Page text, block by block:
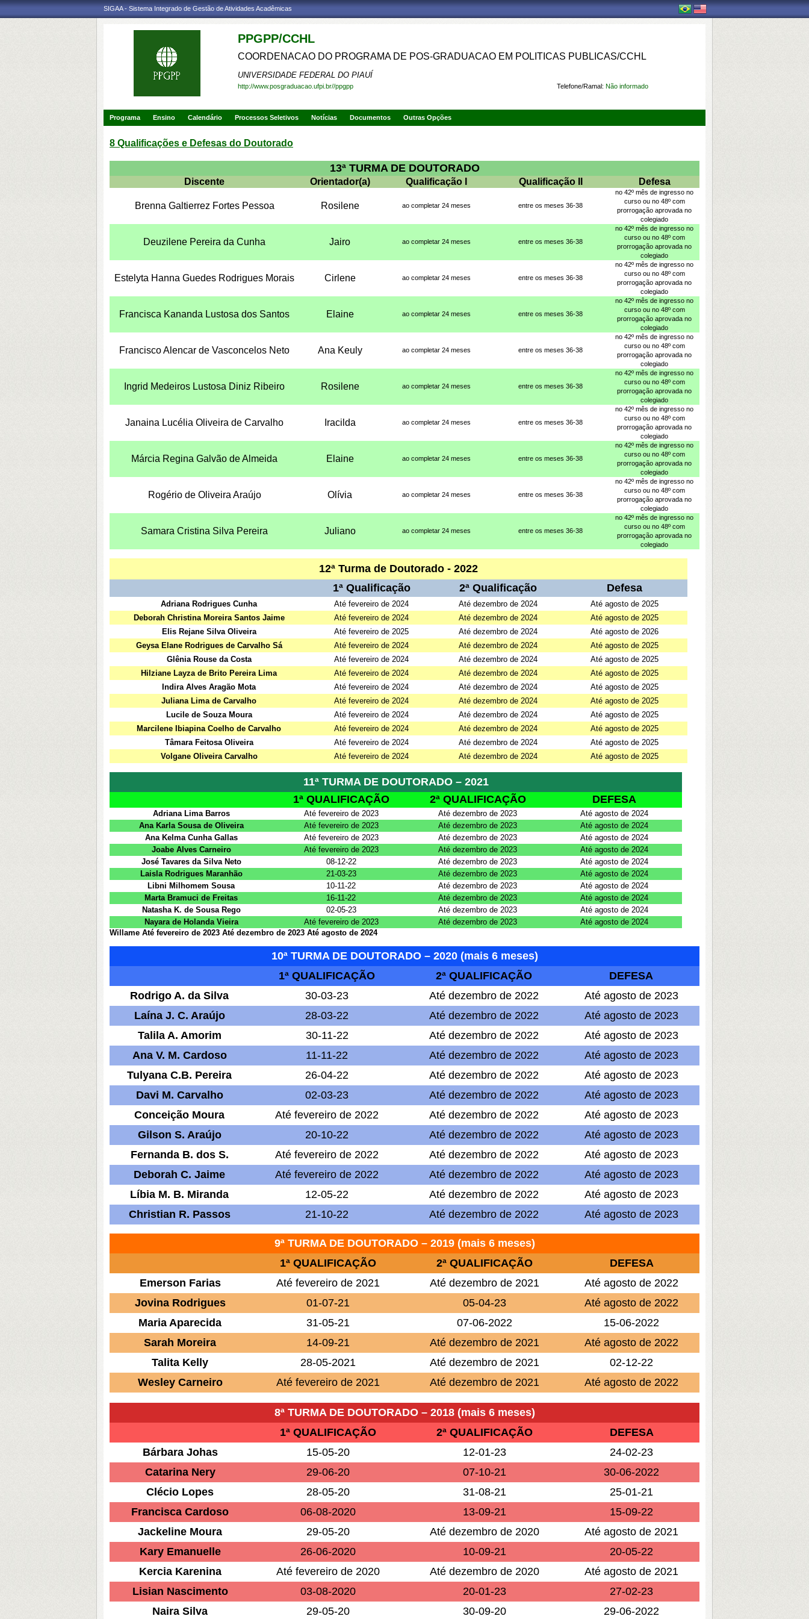
SIGAA - Sistema Integrado de Gestão de Atividades Acadêmicas
PPGPP/CCHL
COORDENACAO DO PROGRAMA DE POS-GRADUACAO EM POLITICAS PUBLICAS/CCHL
UNIVERSIDADE FEDERAL DO PIAUÍ
Telefone/Ramal: Não informado
http://www.posgraduacao.ufpi.br//ppgpp
Programa Ensino Calendário Processos Seletivos Notícias Documentos Outras Opções
8 Qualificações e Defesas do Doutorado
13ª TURMA DE DOUTORADO
Discente Orientador(a) Qualificação I Qualificação II Defesa
Brenna Galtierrez Fortes Pessoa Rosilene ao completar 24 meses entre os meses 36-38
no 42º mês de ingresso no
curso ou no 48º com
prorrogação aprovada no
colegiado
Deuzilene Pereira da Cunha Jairo ao completar 24 meses entre os meses 36-38
no 42º mês de ingresso no
curso ou no 48º com
prorrogação aprovada no
colegiado
Estelyta Hanna Guedes Rodrigues Morais Cirlene ao completar 24 meses entre os meses 36-38
no 42º mês de ingresso no
curso ou no 48º com
prorrogação aprovada no
colegiado
Francisca Kananda Lustosa dos Santos Elaine ao completar 24 meses entre os meses 36-38
no 42º mês de ingresso no
curso ou no 48º com
prorrogação aprovada no
colegiado
Francisco Alencar de Vasconcelos Neto Ana Keuly ao completar 24 meses entre os meses 36-38
no 42º mês de ingresso no
curso ou no 48º com
prorrogação aprovada no
colegiado
Ingrid Medeiros Lustosa Diniz Ribeiro Rosilene ao completar 24 meses entre os meses 36-38
no 42º mês de ingresso no
curso ou no 48º com
prorrogação aprovada no
colegiado
Janaina Lucélia Oliveira de Carvalho Iracilda ao completar 24 meses entre os meses 36-38
no 42º mês de ingresso no
curso ou no 48º com
prorrogação aprovada no
colegiado
Márcia Regina Galvão de Almeida Elaine ao completar 24 meses entre os meses 36-38
no 42º mês de ingresso no
curso ou no 48º com
prorrogação aprovada no
colegiado
Rogério de Oliveira Araújo Olívia ao completar 24 meses entre os meses 36-38
no 42º mês de ingresso no
curso ou no 48º com
prorrogação aprovada no
colegiado
Samara Cristina Silva Pereira Juliano ao completar 24 meses entre os meses 36-38
no 42º mês de ingresso no
curso ou no 48º com
prorrogação aprovada no
colegiado
12ª Turma de Doutorado - 2022
1ª Qualificação
2ª Qualificação Defesa
Adriana Rodrigues Cunha Até fevereiro de 2024 Até dezembro de 2024
Até agosto de 2025
Deborah Christina Moreira Santos Jaime
Até fevereiro de 2024 Até dezembro de 2024
Até agosto de 2025
Elis Rejane Silva Oliveira
Até fevereiro de 2025 Até dezembro de 2024
Até agosto de 2026
Geysa Elane Rodrigues de Carvalho Sá
Até fevereiro de 2024 Até dezembro de 2024
Até agosto de 2025
Glênia Rouse da Costa
Até fevereiro de 2024 Até dezembro de 2024
Até agosto de 2025
Hilziane Layza de Brito Pereira Lima
Até fevereiro de 2024 Até dezembro de 2024
Até agosto de 2025
Indira Alves Aragão Mota
Até fevereiro de 2024 Até dezembro de 2024
Até agosto de 2025
Juliana Lima de Carvalho
Até fevereiro de 2024 Até dezembro de 2024
Até agosto de 2025
Lucile de Souza Moura
Até fevereiro de 2024 Até dezembro de 2024
Até agosto de 2025
Marcilene Ibiapina Coelho de Carvalho
Até fevereiro de 2024 Até dezembro de 2024
Até agosto de 2025
Tâmara Feitosa Oliveira
Até fevereiro de 2024 Até dezembro de 2024
Até agosto de 2025
Volgane Oliveira Carvalho
Até fevereiro de 2024 Até dezembro de 2024 Até agosto de 2025
11ª TURMA DE DOUTORADO – 2021
1ª QUALIFICAÇÃO
2ª QUALIFICAÇÃO DEFESA
Adriana Lima Barros Até fevereiro de 2023 Até dezembro de 2023
Até agosto de 2024
Ana Karla Sousa de Oliveira
Até fevereiro de 2023 Até dezembro de 2023
Até agosto de 2024
Ana Kelma Cunha Gallas
Até fevereiro de 2023 Até dezembro de 2023
Até agosto de 2024
Joabe Alves Carneiro
Até fevereiro de 2023 Até dezembro de 2023
Até agosto de 2024
José Tavares da Silva Neto
08-12-22 Até dezembro de 2023
Até agosto de 2024
Laisla Rodrigues Maranhão
21-03-23 Até dezembro de 2023
Até agosto de 2024
Libni Milhomem Sousa
10-11-22 Até dezembro de 2023
Até agosto de 2024
Marta Bramuci de Freitas
16-11-22 Até dezembro de 2023
Até agosto de 2024
Natasha K. de Sousa Rego
02-05-23 Até dezembro de 2023
Até agosto de 2024
Nayara de Holanda Vieira
Até fevereiro de 2023 Até dezembro de 2023
Até agosto de 2024
Willame Até fevereiro de 2023 Até dezembro de 2023 Até agosto de 2024
10ª TURMA DE DOUTORADO – 2020 (mais 6 meses)
1ª QUALIFICAÇÃO
2ª QUALIFICAÇÃO
DEFESA
Rodrigo A. da Silva
30-03-23 Até dezembro de 2022
Até agosto de 2023
Laína J. C. Araújo
28-03-22 Até dezembro de 2022
Até agosto de 2023
Talila A. Amorim
30-11-22 Até dezembro de 2022
Até agosto de 2023
Ana V. M. Cardoso
11-11-22 Até dezembro de 2022
Até agosto de 2023
Tulyana C.B. Pereira
26-04-22 Até dezembro de 2022
Até agosto de 2023
Davi M. Carvalho
02-03-23 Até dezembro de 2022
Até agosto de 2023
Conceição Moura
Até fevereiro de 2022 Até dezembro de 2022
Até agosto de 2023
Gilson S. Araújo
20-10-22 Até dezembro de 2022
Até agosto de 2023
Fernanda B. dos S.
Até fevereiro de 2022 Até dezembro de 2022
Até agosto de 2023
Deborah C. Jaime
Até fevereiro de 2022 Até dezembro de 2022
Até agosto de 2023
Líbia M. B. Miranda
12-05-22 Até dezembro de 2022
Até agosto de 2023
Christian R. Passos
21-10-22 Até dezembro de 2022 Até agosto de 2023
9ª TURMA DE DOUTORADO – 2019 (mais 6 meses)
1ª QUALIFICAÇÃO
2ª QUALIFICAÇÃO
DEFESA
Emerson Farias
Até fevereiro de 2021 Até dezembro de 2021
Até agosto de 2022
Jovina Rodrigues
01-07-21 05-04-23
Até agosto de 2022
Maria Aparecida
31-05-21 07-06-2022
15-06-2022
Sarah Moreira
14-09-21 Até dezembro de 2021
Até agosto de 2022
Talita Kelly
28-05-2021 Até dezembro de 2021
02-12-22
Wesley Carneiro
Até fevereiro de 2021 Até dezembro de 2021 Até agosto de 2022
8ª TURMA DE DOUTORADO – 2018 (mais 6 meses)
1ª QUALIFICAÇÃO
2ª QUALIFICAÇÃO
DEFESA
Bárbara Johas
15-05-20 12-01-23
24-02-23
Catarina Nery
29-06-20 07-10-21
30-06-2022
Clécio Lopes
28-05-20 31-08-21
25-01-21
Francisca Cardoso
06-08-2020 13-09-21
15-09-22
Jackeline Moura
29-05-20 Até dezembro de 2020
Até agosto de 2021
Kary Emanuelle
26-06-2020 10-09-21
20-05-22
Kercia Karenina
Até fevereiro de 2020 Até dezembro de 2020
Até agosto de 2021
Lisian Nascimento
03-08-2020 20-01-23
27-02-23
Naira Silva
29-05-20 30-09-20 29-06-2022